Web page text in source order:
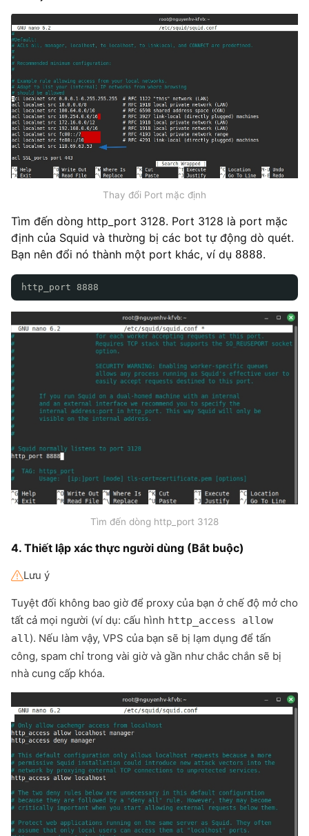
Thay đổi Port mặc định
Tìm đến dòng http_port 3128. Port 3128 là port mặc
định của Squid và thường bị các bot tự động dò quét.
Bạn nên đổi nó thành một port khác, ví dụ 8888.
http_port 8888
Tìm đến dòng http_port 3128
4. Thiết lập xác thực người dùng (Bắt buộc)
Lưu ý
Tuyệt đối không bao giờ để proxy của bạn ở chế độ mở cho
tất cả mọi người (ví dụ: cấu hình http_access allow
all ). Nếu làm vậy, VPS của bạn sẽ bị lạm dụng để tấn
công, spam chỉ trong vài giờ và gần như chắc chắn sẽ bị
nhà cung cấp khóa.